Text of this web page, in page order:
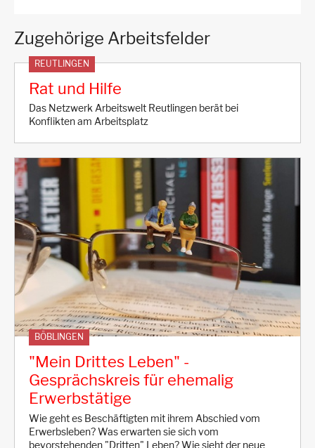
Zugehörige Arbeitsfelder
REUTLINGEN
Rat und Hilfe
Das Netzwerk Arbeitswelt Reutlingen berät bei
Konflikten am Arbeitsplatz
BÖBLINGEN
"Mein Drittes Leben" -
Gesprächskreis für ehemalig
Erwerbstätige
Wie geht es Beschäftigten mit ihrem Abschied vom
Erwerbsleben? Was erwarten sie sich vom
bevorstehenden "Dritten" Leben? Wie sieht der neue